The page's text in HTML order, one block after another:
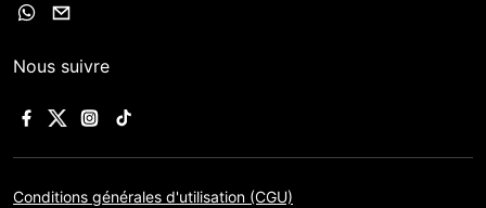
Nous suivre
Conditions générales d'utilisation (CGU)